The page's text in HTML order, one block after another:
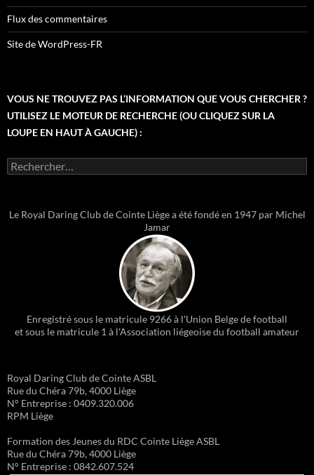
Flux des commentaires
Site de WordPress-FR
VOUS NE TROUVEZ PAS L’INFORMATION QUE VOUS CHERCHER ?
UTILISEZ LE MOTEUR DE RECHERCHE (OU CLIQUEZ SUR LA
LOUPE EN HAUT À GAUCHE) :
Rechercher :
Le Royal Daring Club de Cointe Liège a été fondé en 1947 par Michel
Jamar
Enregistré sous le matricule 9266 à l'Union Belge de football
et sous le matricule 1 à l'Association liégeoise du football amateur
Royal Daring Club de Cointe ASBL
Rue du Chéra 79b, 4000 Liège
N° Entreprise : 0409.320.006
RPM Liège
Formation des Jeunes du RDC Cointe Liège ASBL
Rue du Chéra 79b, 4000 Liège
N° Entreprise : 0842.607.524